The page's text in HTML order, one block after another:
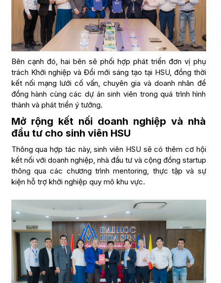
Bên cạnh đó, hai bên sẽ phối hợp phát triển đơn vị phụ
trách Khởi nghiệp và Đổi mới sáng tạo tại HSU, đồng thời
kết nối mạng lưới cố vấn, chuyên gia và doanh nhân để
đồng hành cùng các dự án sinh viên trong quá trình hình
thành và phát triển ý tưởng.
Mở rộng kết nối doanh nghiệp và nhà
đầu tư cho sinh viên HSU
Thông qua hợp tác này, sinh viên HSU sẽ có thêm cơ hội
kết nối với doanh nghiệp, nhà đầu tư và cộng đồng startup
thông qua các chương trình mentoring, thực tập và sự
kiện hỗ trợ khởi nghiệp quy mô khu vực.